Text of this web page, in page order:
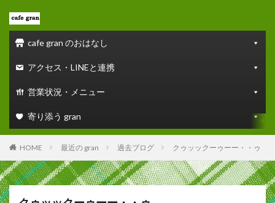
cafe gran のおはなし
アクセス・LINEと連携
営業状況・メニュー
寄り添う gran
HOME 最近の gran 過去ブログ クゥッックーゥーー・・ゥ